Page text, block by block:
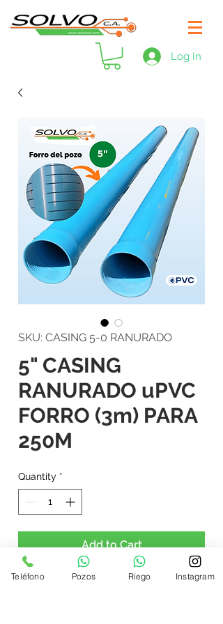
Log In
SKU: CASING 5-0 RANURADO
5" CASING
RANURADO uPVC
FORRO (3m) PARA
250M
Quantity *
Add to Cart
5" CASING RANURADO uPVC
Teléfono Pozos Riego Instagram